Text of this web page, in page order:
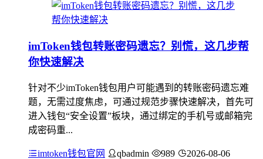
imToken钱包转账密码遗忘？别慌，这几步帮
你快速解决
针对不少imToken钱包用户可能遇到的转账密码遗忘难
题，无需过度焦虑，可通过规范步骤快速解决，首先可
进入钱包“安全设置”板块，通过绑定的手机号或邮箱完
成密码重...
imtoken钱包官网 qbadmin 989 2026-08-06